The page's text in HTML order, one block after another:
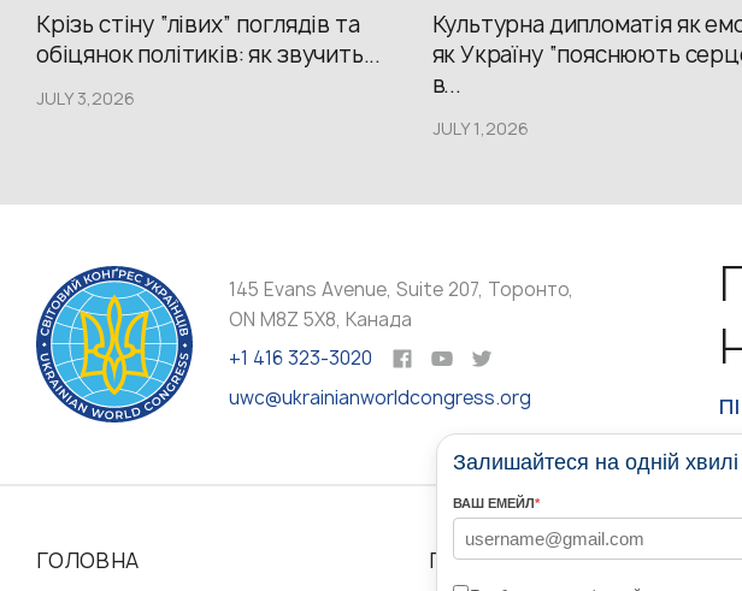
Крізь стіну “лівих” поглядів та
обіцянок політиків: як звучить...
JULY 3,2026
Культурна дипломатія як
як Україну “пояснюють
в...
JULY 1,2026
145 Evans Avenue, Suite 207, Торонто,
ON M8Z 5X8, Канада
+1 416 323-3020
uwc@ukrainianworldcongress.org
ГОЛОВНА ПРО НАС
Залишайтеся на одній
ВАШ ЕМЕЙЛ*